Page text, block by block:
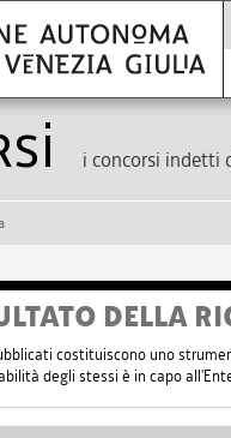
i concorsi indetti
DELLA
costituiscono uno
degli stessi è in capo